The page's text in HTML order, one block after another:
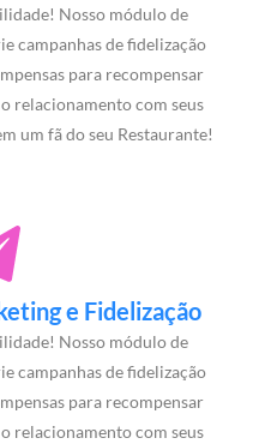
Nosso módulo de
campanhas de fidelização
para recompensar
relacionamento com seus
um fã do seu Restaurante!
e Fidelização
Nosso módulo de
campanhas de fidelização
para recompensar
relacionamento com seus